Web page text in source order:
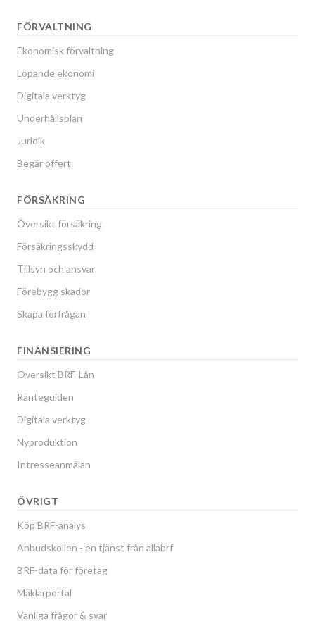
FÖRVALTNING
Ekonomisk förvaltning
Löpande ekonomi
Digitala verktyg
Underhållsplan
Juridik
Begär offert
FÖRSÄKRING
Översikt försäkring
Försäkringsskydd
Tillsyn och ansvar
Förebygg skador
Skapa förfrågan
FINANSIERING
Översikt BRF-Lån
Ränteguiden
Digitala verktyg
Nyproduktion
Intresseanmälan
ÖVRIGT
Köp BRF-analys
Anbudskollen - en tjänst från allabrf
BRF-data för företag
Mäklarportal
Vanliga frågor & svar